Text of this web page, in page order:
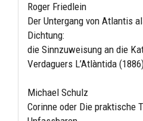
Roger Friedlein
Der Untergang von Atlantis
Dichtung:
die Sinnzuweisung an die
Verdaguers L’Atlàntida
Michael Schulz
Corinne oder Die praktische